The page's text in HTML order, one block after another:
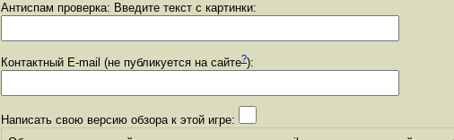
Антиспам проверка: Введите текст с картинки:
Контактный E-mail (не публикуется на сайте?):
Написать свою версию обзора к этой игре: